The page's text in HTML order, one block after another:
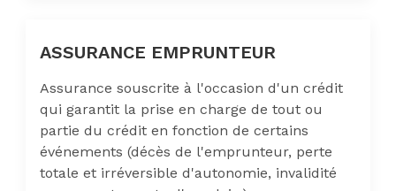
ASSURANCE EMPRUNTEUR
Assurance souscrite à l'occasion d'un crédit
qui garantit la prise en charge de tout ou
partie du crédit en fonction de certains
événements (décès de l'emprunteur, perte
totale et irréversible d'autonomie, invalidité